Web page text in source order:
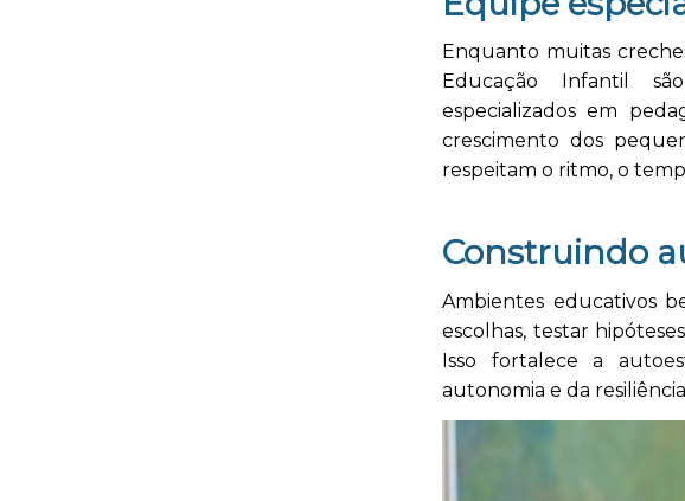
Enquanto muitas
Educação Infantil
especializados em
crescimento dos
respeitam o ritmo, o
Construindo
Ambientes educativos
escolhas, testar
Isso fortalece a
autonomia e da